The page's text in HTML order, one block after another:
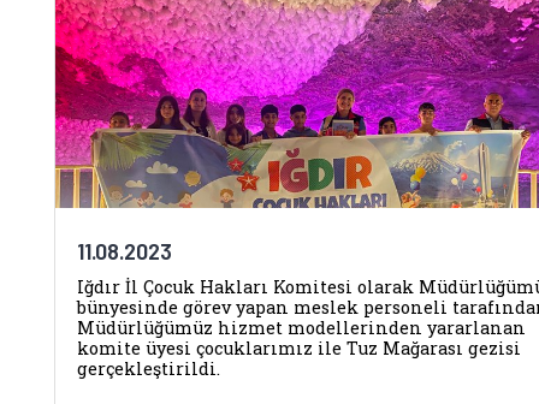
11.08.2023
Iğdır İl Çocuk Hakları Komitesi olarak
bünyesinde görev yapan meslek personeli
Müdürlüğümüz hizmet modellerinden yararlanan
komite üyesi çocuklarımız ile Tuz Mağarası gezisi
gerçekleştirildi.